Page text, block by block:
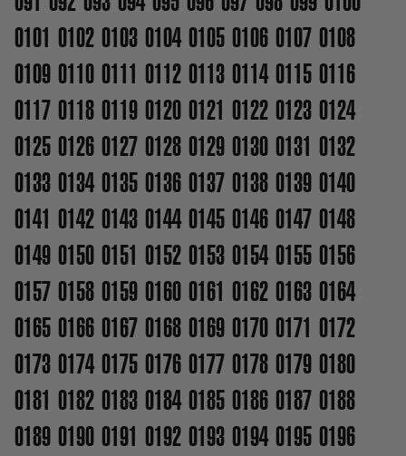
0101 0102 0103 0104 0105 0106 0107 0108
0109 0110 0111 0112 0113 0114 0115 0116
0117 0118 0119 0120 0121 0122 0123 0124
0125 0126 0127 0128 0129 0130 0131 0132
0133 0134 0135 0136 0137 0138 0139 0140
0141 0142 0143 0144 0145 0146 0147 0148
0149 0150 0151 0152 0153 0154 0155 0156
0157 0158 0159 0160 0161 0162 0163 0164
0165 0166 0167 0168 0169 0170 0171 0172
0173 0174 0175 0176 0177 0178 0179 0180
0181 0182 0183 0184 0185 0186 0187 0188
0189 0190 0191 0192 0193 0194 0195 0196